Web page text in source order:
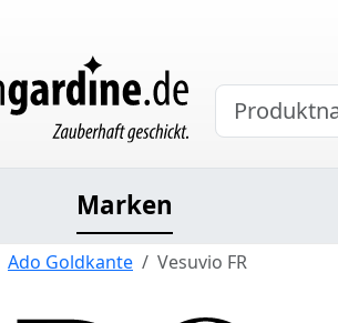
Marken
Ado Goldkante Vesuvio FR